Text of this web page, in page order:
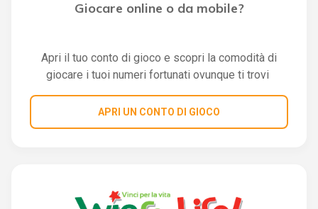
Giocare online o da mobile?
Apri il tuo conto di gioco e scopri la comodità di
giocare i tuoi numeri fortunati ovunque ti trovi
APRI UN CONTO DI GIOCO